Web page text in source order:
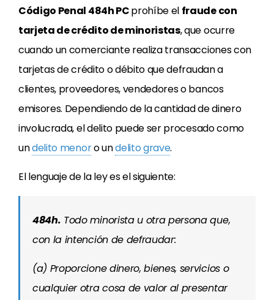
Código Penal 484h PCprohíbe el fraude con
tarjeta de crédito de minoristas, que ocurre
cuando un comerciante realiza transacciones con
tarjetas de crédito o débito que defraudan a
clientes, proveedores, vendedores o bancos
emisores. Dependiendo de la cantidad de dinero
involucrada, el delito puede ser procesado como
undelito menoro undelito grave.
El lenguaje de la ley es el siguiente:
484h. Todo minorista u otra persona que,
con la intención de defraudar:
(a) Proporcione dinero, bienes, servicios o
cualquier otra cosa de valor al presentar